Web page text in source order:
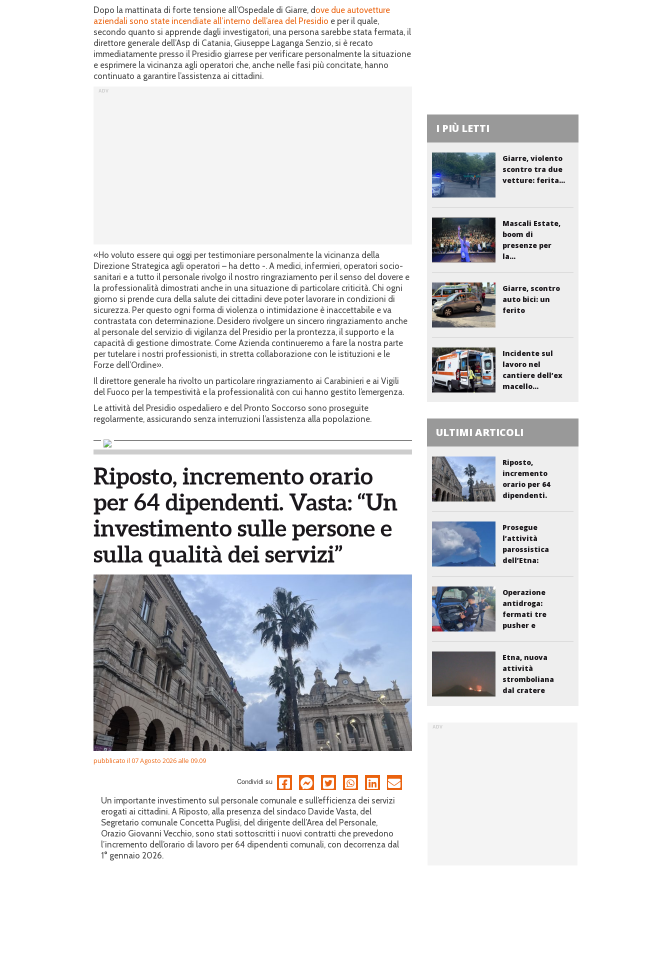
Dopo la mattinata di forte tensione all’Ospedale di Giarre, dove due autovetture
aziendali sono state incendiate all’interno dell’area del Presidio e per il quale,
secondo quanto si apprende dagli investigatori, una persona sarebbe stata fermata, il
direttore generale dell’Asp di Catania, Giuseppe Laganga Senzio, si è recato
immediatamente presso il Presidio giarrese per verificare personalmente la situazione
e esprimere la vicinanza agli operatori che, anche nelle fasi più concitate, hanno
continuato a garantire l’assistenza ai cittadini.
«Ho voluto essere qui oggi per testimoniare personalmente la vicinanza della
Direzione Strategica agli operatori – ha detto -. A medici, infermieri, operatori socio-
sanitari e a tutto il personale rivolgo il nostro ringraziamento per il senso del dovere e
la professionalità dimostrati anche in una situazione di particolare criticità. Chi ogni
giorno si prende cura della salute dei cittadini deve poter lavorare in condizioni di
sicurezza. Per questo ogni forma di violenza o intimidazione è inaccettabile e va
contrastata con determinazione. Desidero rivolgere un sincero ringraziamento anche
al personale del servizio di vigilanza del Presidio per la prontezza, il supporto e la
capacità di gestione dimostrate. Come Azienda continueremo a fare la nostra parte
per tutelare i nostri professionisti, in stretta collaborazione con le istituzioni e le
Forze dell’Ordine».
Il direttore generale ha rivolto un particolare ringraziamento ai Carabinieri e ai Vigili
del Fuoco per la tempestività e la professionalità con cui hanno gestito l’emergenza.
Le attività del Presidio ospedaliero e del Pronto Soccorso sono proseguite
regolarmente, assicurando senza interruzioni l’assistenza alla popolazione.
Riposto, incremento orario
per 64 dipendenti. Vasta: “Un
investimento sulle persone e
sulla qualità dei servizi”
pubblicato il 07 Agosto 2026 alle 09.09
Condividi su
Un importante investimento sul personale comunale e sull’efficienza dei servizi
erogati ai cittadini. A Riposto, alla presenza del sindaco Davide Vasta, del
Segretario comunale Concetta Puglisi, del dirigente dell’Area del Personale,
Orazio Giovanni Vecchio, sono stati sottoscritti i nuovi contratti che prevedono
l’incremento dell’orario di lavoro per 64 dipendenti comunali, con decorrenza dal
1° gennaio 2026.
I PIÙ LETTI
Giarre, violento
scontro tra due
vetture: ferita...
Mascali Estate,
boom di
presenze per
la...
Giarre, scontro
auto bici: un
ferito
Incidente sul
lavoro nel
cantiere dell’ex
macello...
ULTIMI ARTICOLI
Riposto,
incremento
orario per 64
dipendenti.
Prosegue
l’attività
parossistica
dell’Etna:
Operazione
antidroga:
fermati tre
pusher e
Etna, nuova
attività
stromboliana
dal cratere